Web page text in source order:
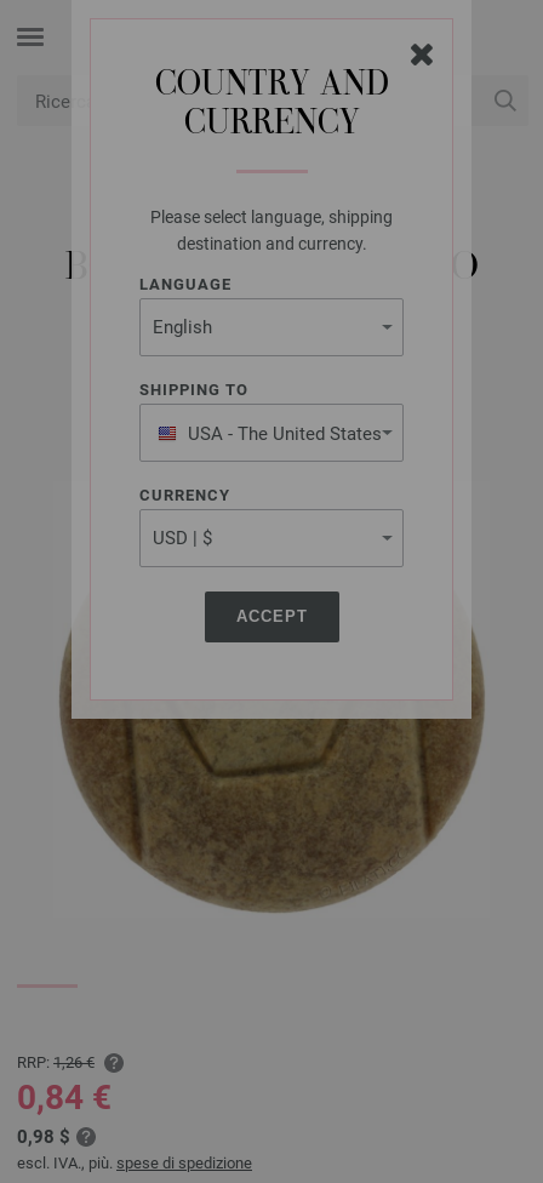
COUNTRY AND
CURRENCY
Please select language, shipping
destination and currency.
LANGUAGE
SHIPPING TO
USA - The United States
of America
CURRENCY
ACCEPT
BUDKE
BOTTONE CON GAMBO
LEGNO 25MM
RRP: 1,26 €
0,84 €
0,98 $
escl. IVA., più. spese di spedizione